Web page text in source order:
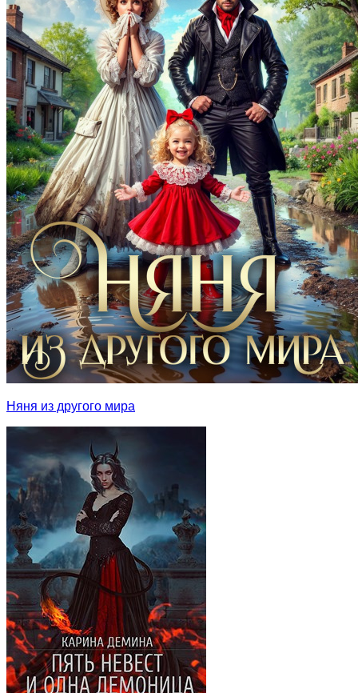
Няня из другого мира